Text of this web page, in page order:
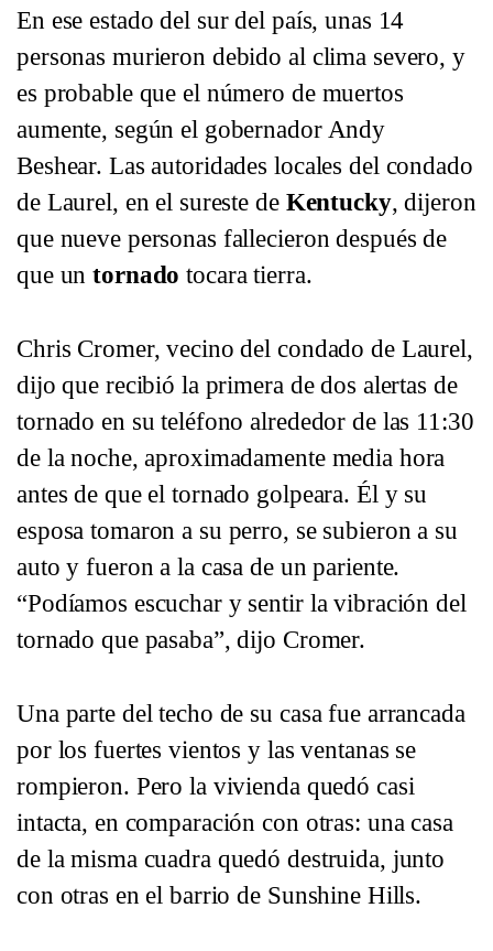
En ese estado del sur del país, unas 14
personas murieron debido al clima severo, y
es probable que el número de muertos
aumente, según el gobernador Andy
Beshear. Las autoridades locales del condado
de Laurel, en el sureste de Kentucky, dijeron
que nueve personas fallecieron después de
que untornadotocara tierra.
Chris Cromer, vecino del condado de Laurel,
dijo que recibió la primera de dos alertas de
tornado en su teléfono alrededor de las 11:30
de la noche, aproximadamente media hora
antes de que el tornado golpeara. Él y su
esposa tomaron a su perro, se subieron a su
auto y fueron a la casa de un pariente.
“Podíamos escuchar y sentir la vibración del
tornado que pasaba”, dijo Cromer.
Una parte del techo de su casa fue arrancada
por los fuertes vientos y las ventanas se
rompieron. Pero la vivienda quedó casi
intacta, en comparación con otras: una casa
de la misma cuadra quedó destruida, junto
con otras en el barrio de Sunshine Hills.